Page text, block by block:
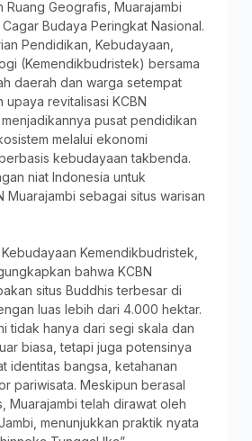
Ruang Geografis, Muarajambi
Budaya Peringkat Nasional.
Pendidikan, Kebudayaan,
(Kemendikbudristek) bersama
daerah dan warga setempat
upaya revitalisasi KCBN
pusat pendidikan
melalui ekonomi
kebudayaan takbenda.
niat Indonesia untuk
Muarajambi sebagai situs warisan
Kemendikbudristek,
bahwa KCBN
situs Buddhis terbesar di
luas lebih dari 4.000 hektar.
tidak hanya dari segi skala dan
biasa, tetapi juga potensinya
identitas bangsa, ketahanan
pariwisata. Meskipun berasal
Muarajambi telah dirawat oleh
menunjukkan praktik nyata